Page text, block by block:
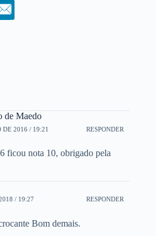
de Maedo
DE 2016 / 19:21 RESPONDER
ficou nota 10, obrigado pela
/ 19:27 RESPONDER
Bom demais.